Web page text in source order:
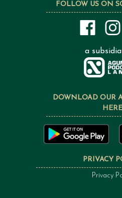
FOLLOW US ON
a
DOWNLOAD OUR
HERE
PRIVACY
Privacy